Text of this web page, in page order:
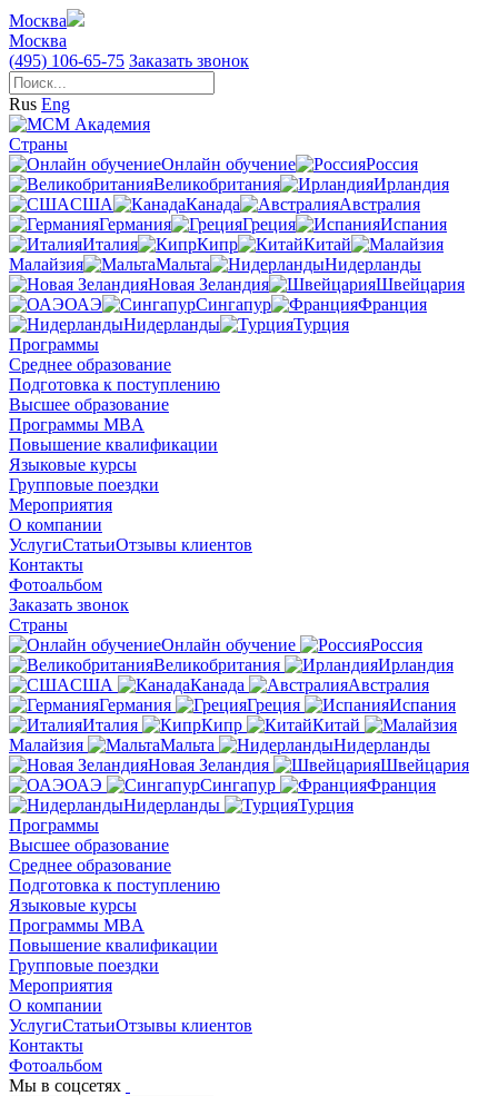
Москва
Москва
(495) 106-65-75 Заказать звонок
Rus Eng
Страны
Онлайн обучение
Россия
Великобритания
Ирландия
США
Канада
Австралия
Германия
Греция
Испания
Италия
Кипр
Китай
Малайзия
Мальта
Нидерланды
Новая Зеландия
Швейцария
ОАЭ
Сингапур
Франция
Нидерланды
Турция
Программы
Среднее образование
Подготовка к поступлению
Высшее образование
Программы MBA
Повышение квалификации
Языковые курсы
Групповые поездки
Мероприятия
О компании
УслугиСтатьиОтзывы клиентов
Контакты
Фотоальбом
Заказать звонок
Страны
Онлайн обучение
Россия
Великобритания
Ирландия
США
Канада
Австралия
Германия
Греция
Испания
Италия
Кипр
Китай
Малайзия
Мальта
Нидерланды
Новая Зеландия
Швейцария
ОАЭ
Сингапур
Франция
Нидерланды
Турция
Программы
Высшее образование
Среднее образование
Подготовка к поступлению
Языковые курсы
Программы MBA
Повышение квалификации
Групповые поездки
Мероприятия
О компании
УслугиСтатьиОтзывы клиентов
Контакты
Фотоальбом
Мы в соцсетях